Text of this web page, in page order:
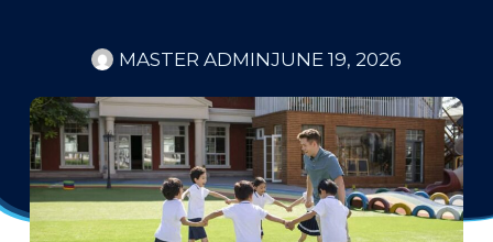
MASTER ADMINJUNE 19, 2026